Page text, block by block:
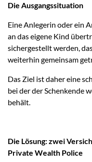
Die Ausgangssituation
Eine Anlegerin oder ein
an das eigene Kind
sichergestellt werden,
weiterhin gemeinsam
Das Ziel ist daher eine
bei der der Schenkende
behält.
Die Lösung: zwei
Private Wealth Police